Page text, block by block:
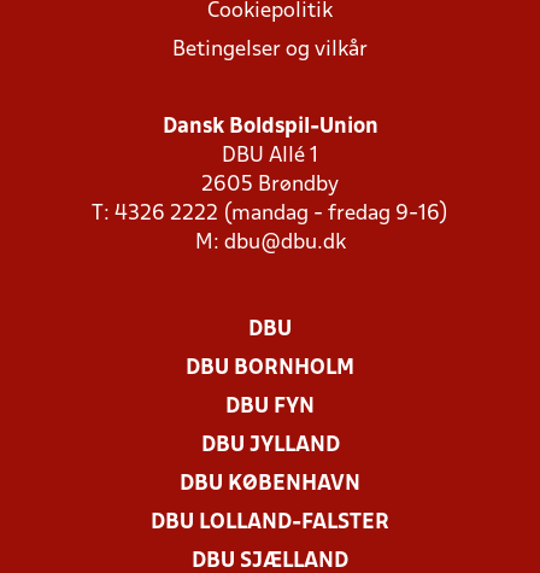
Cookiepolitik
Betingelser og vilkår
Dansk Boldspil-Union
DBU Allé 1
2605 Brøndby
T: 4326 2222 (mandag - fredag 9-16)
M: dbu@dbu.dk
DBU
DBU BORNHOLM
DBU FYN
DBU JYLLAND
DBU KØBENHAVN
DBU LOLLAND-FALSTER
DBU SJÆLLAND